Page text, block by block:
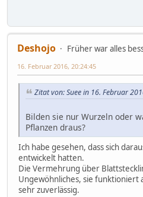
Deshojo
Früher war alles
16. Februar 2016, 20:24:45
Zitat von: Suee in 16. Februar
Bilden sie nur Wurzeln oder
Pflanzen draus?
Ich habe gesehen, dass sich
entwickelt hatten.
Die Vermehrung über
Ungewöhnliches, sie funktioniert
sehr zuverlässig.